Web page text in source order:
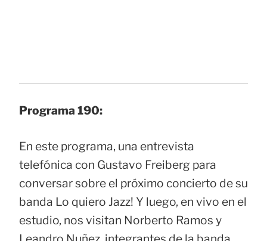
Programa 190:
En este programa, una entrevista
telefónica con Gustavo Freiberg para
conversar sobre el próximo concierto de su
banda Lo quiero Jazz! Y luego, en vivo en el
estudio, nos visitan Norberto Ramos y